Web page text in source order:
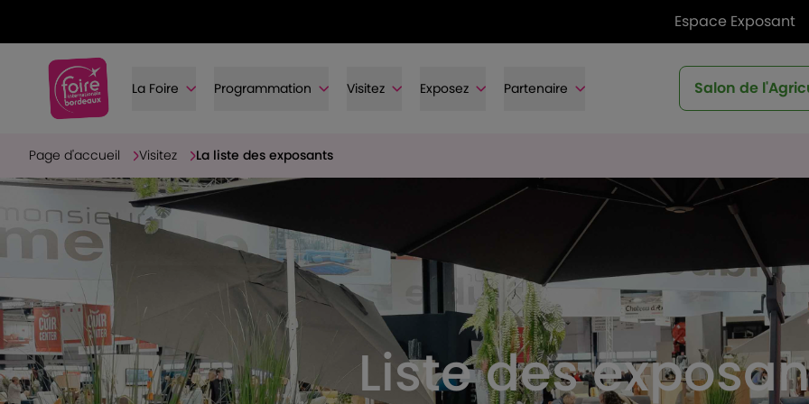
Espace Exposant
La Foire Programmation Visitez Exposez Partenaire Salon de
Page d'accueil Visitez La liste des exposants
Liste des